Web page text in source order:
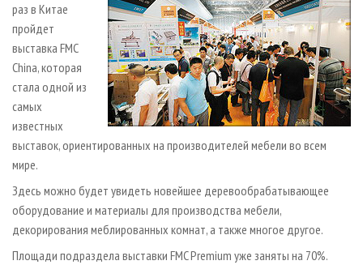
раз в Китае
пройдет
выставка FMC
China, которая
стала одной из
самых
известных
выставок, ориентированных на производителей мебели во всем
мире.
Здесь можно будет увидеть новейшее деревообрабатывающее
оборудование и материалы для производства мебели,
декорирования меблированных комнат, а также многое другое.
Площади подраздела выставки FMC Premium уже заняты на 70%.